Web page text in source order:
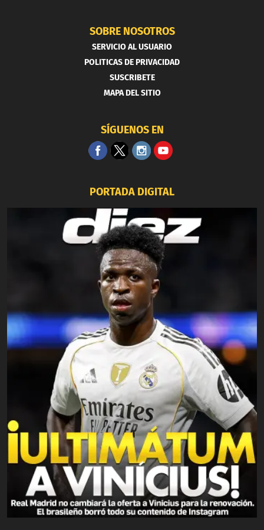
SOBRE NOSOTROS
SERVICIO AL USUARIO
POLITICAS DE PRIVACIDAD
SUSCRIBETE
MAPA DEL SITIO
SÍGUENOS EN
PORTADA DIGITAL